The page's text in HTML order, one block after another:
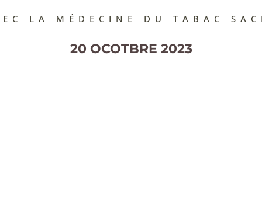
LA MÉDECINE DU TABAC
20 OCOTBRE 2023